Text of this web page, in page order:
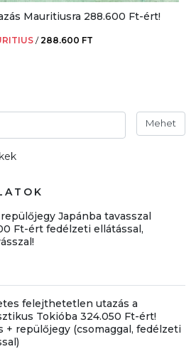
Mauritiusra 288.600 Ft-ért!
/288.600 FT
Mehet
Japánba tavasszal
Ft-ért fedélzeti ellátással,
felejthetetlen utazás a
Tokióba 324.050 Ft-ért!
+ repülőjegy (csomaggal, fedélzeti